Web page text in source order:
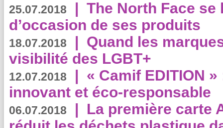
25.07.2018 | The North Face se
d’occasion de ses produits
18.07.2018 | Quand les
visibilité des LGBT+
12.07.2018 | « Camif EDITION
innovant et éco-responsable
06.07.2018 | La première carte